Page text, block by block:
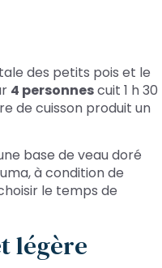
des petits pois et le
4 personnescuit 1 h 30
de cuisson produit un
base de veau doré
à condition de
le temps de
légère